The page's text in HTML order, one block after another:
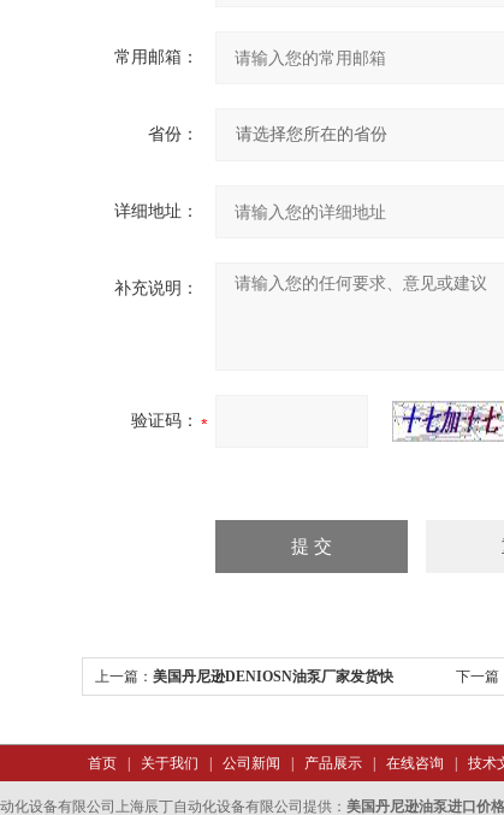
常用邮箱：
省份：
详细地址：
补充说明：
验证码：
上一篇： 美国丹尼逊DENIOSN油泵厂家发货快 下一篇
首页 关于我们 公司新闻 产品展示 在线咨询 技术
化设备有限公司上海辰丁自动化设备有限公司提供： 美国丹尼逊油泵进口价